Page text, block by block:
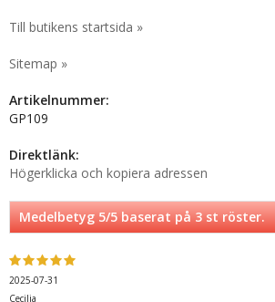
Till butikens startsida »
Sitemap »
Artikelnummer:
GP109
Direktlänk:
Högerklicka och kopiera adressen
Medelbetyg5/5 baserat på3st röster.
2025-07-31
Cecilia